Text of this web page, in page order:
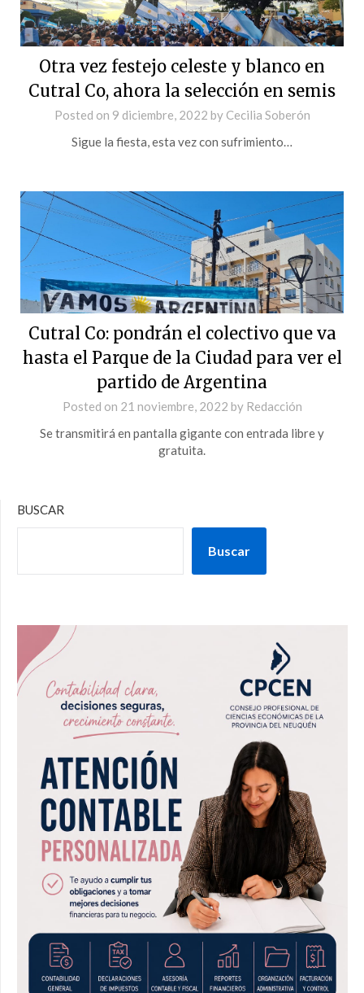
Otra vez festejo celeste y blanco en
Cutral Co, ahora la selección en semis
Posted on 9 diciembre, 2022 by Cecilia Soberón
Sigue la fiesta, esta vez con sufrimiento…
Cutral Co: pondrán el colectivo que va
hasta el Parque de la Ciudad para ver el
partido de Argentina
Posted on 21 noviembre, 2022 by Redacción
Se transmitirá en pantalla gigante con entrada libre y
gratuita.
BUSCAR
Buscar